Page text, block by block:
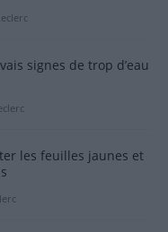
signes de trop d’eau
les feuilles jaunes et